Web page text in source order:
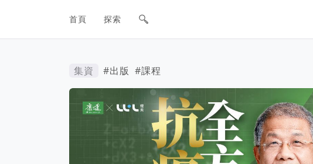
網站主要導航欄
首頁 探索
集資 #出版 #課程